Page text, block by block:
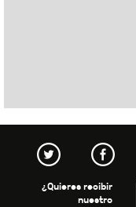
¿Quieres recibir
nuestro